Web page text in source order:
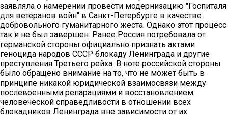
заявляла о намерении провести модернизацию "Госпиталя
для ветеранов войн" в Санкт-Петербурге в качестве
добровольного гуманитарного жеста. Однако этот процесс
так и не был завершен. Ранее Россия потребовала от
германской стороны официально признать актами
геноцида народов СССР блокаду Ленинграда и другие
преступления Третьего рейха. В ноте российской стороны
было обращено внимание на то, что не может быть в
принципе никакой юридической взаимосвязи между
послевоенными репарациями и восстановлением
человеческой справедливости в отношении всех
блокадников Ленинграда вне зависимости от их